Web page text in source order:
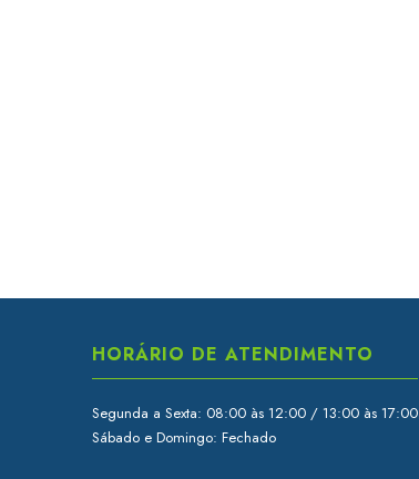
HORÁRIO DE ATENDIMENTO
Segunda a Sexta: 08:00 às 12:00 / 13:00 às 17:00
Sábado e Domingo: Fechado